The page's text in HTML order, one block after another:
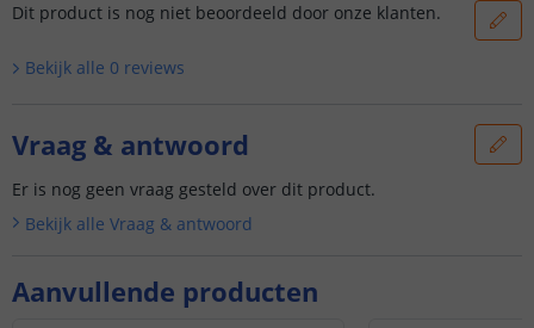
Aanvullende producten
Dit product is nog niet beoordeeld door onze klanten.
Bekijk alle 0 reviews
Vraag & antwoord
Er is nog geen vraag gesteld over dit product.
Bekijk alle Vraag & antwoord